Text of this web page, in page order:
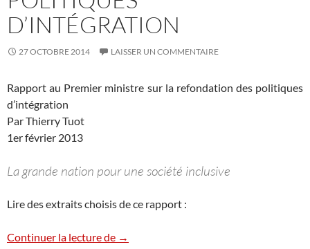
D’INTÉGRATION
27 OCTOBRE 2014 LAISSER UN COMMENTAIRE
Rapport au Premier ministre sur la refondation des politiques
d’intégration
Par Thierry Tuot
1er février 2013
La grande nation pour une société inclusive
Lire des extraits choisis de ce rapport :
Continuer la lecture de Le rapport Tuot – La refondation des
→